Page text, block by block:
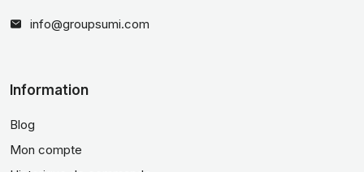
info@groupsumi.com
Information
Blog
Mon compte